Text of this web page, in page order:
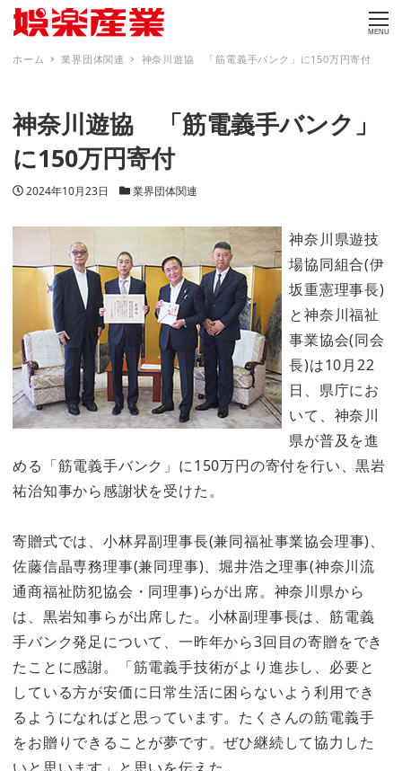
MENU
ホーム 業界団体関連 神奈川遊協 「筋電義手バンク」に150万円寄付
神奈川遊協 「筋電義手バンク」
に150万円寄付
投稿日
2024年10月23日 カテゴリー
業界団体関連
神奈川県遊技
場協同組合(伊
坂重憲理事長)
と神奈川福祉
事業協会(同会
長)は10月22
日、県庁にお
いて、神奈川
県が普及を進
める「筋電義手バンク」に150万円の寄付を行い、黒岩
祐治知事から感謝状を受けた。
寄贈式では、小林昇副理事長(兼同福祉事業協会理事)、
佐藤信晶専務理事(兼同理事)、堀井浩之理事(神奈川流
通商福祉防犯協会・同理事)らが出席。神奈川県から
は、黒岩知事らが出席した。小林副理事長は、筋電義
手バンク発足について、一昨年から3回目の寄贈をでき
たことに感謝。「筋電義手技術がより進歩し、必要と
している方が安価に日常生活に困らないよう利用でき
るようになればと思っています。たくさんの筋電義手
をお贈りできることが夢です。ぜひ継続して協力した